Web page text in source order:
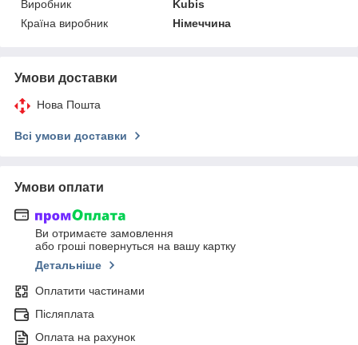
Виробник
Kubis
Країна виробник
Німеччина
Умови доставки
Нова Пошта
Всі умови доставки
Умови оплати
Ви отримаєте замовлення
або гроші повернуться на вашу картку
Детальніше
Оплатити частинами
Післяплата
Оплата на рахунок